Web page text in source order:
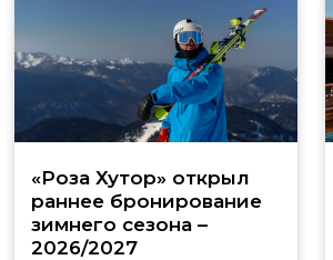
«Роза Хутор» открыл
раннее бронирование
зимнего сезона –
2026/2027